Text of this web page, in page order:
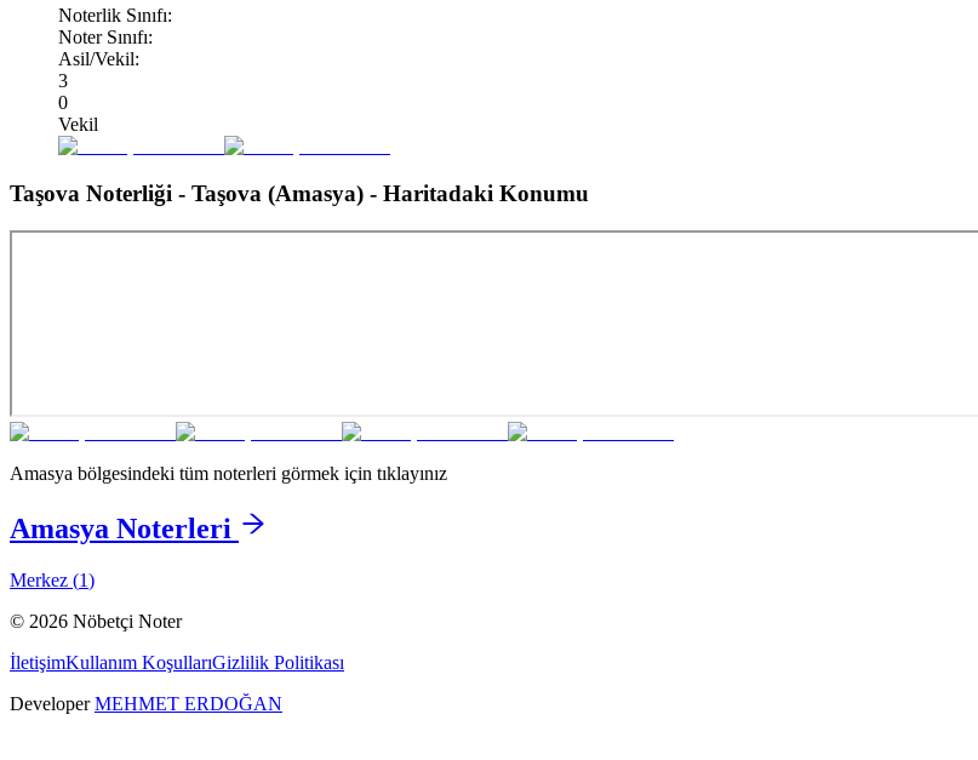
Noterlik Sınıfı:
Noter Sınıfı:
Asil/Vekil:
3
0
Vekil
Taşova Noterliği - Taşova (Amasya) - Haritadaki Konumu
Amasya bölgesindeki tüm noterleri görmek için tıklayınız
Amasya Noterleri
Merkez (1)
© 2026 Nöbetçi Noter
İletişimKullanım KoşullarıGizlilik Politikası
DeveloperMEHMET ERDOĞAN